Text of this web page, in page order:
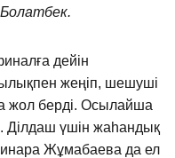
дейін
жеңіп, шешуші
жол берді. Осылайша
Ділдаш үшін жаhандық
Жұмабаева да ел